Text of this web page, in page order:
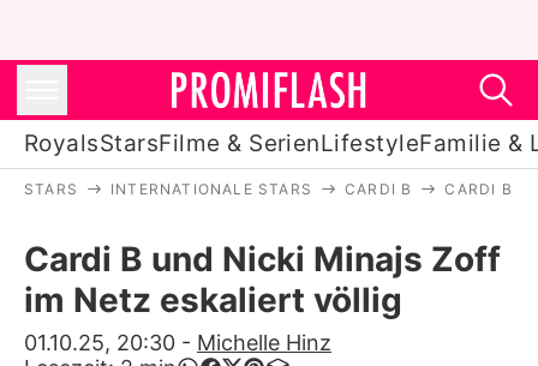
RoyalsStarsFilme & SerienLifestyleFamilie &
Stars
Filme & Serien
STARS INTERNATIONALE STARS CARDI B CARDI B
Cardi B und Nicki Minajs Zoff
im Netz eskaliert völlig
01.10.25, 20:30 - Michelle Hinz